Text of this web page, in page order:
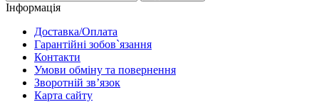
Інформація
Доставка/Оплата
Гарантійні зобов`язання
Контакти
Умови обміну та повернення
Зворотній зв’язок
Карта сайту